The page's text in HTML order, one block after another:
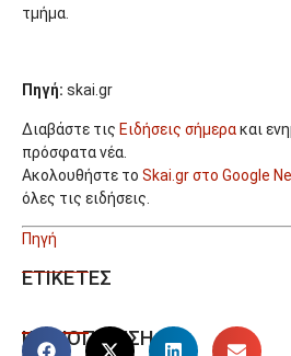
τμήμα.
Πηγή: skai.gr
Διαβάστε τις Ειδήσεις σήμερακαι
πρόσφατα νέα.
Ακολουθήστε το Skai.gr στο Google
όλες τις ειδήσεις.
Πηγή
ΕΤΙΚΕΤΕΣ
ΚΟΙΝΟΠΟΙΗΣΗ